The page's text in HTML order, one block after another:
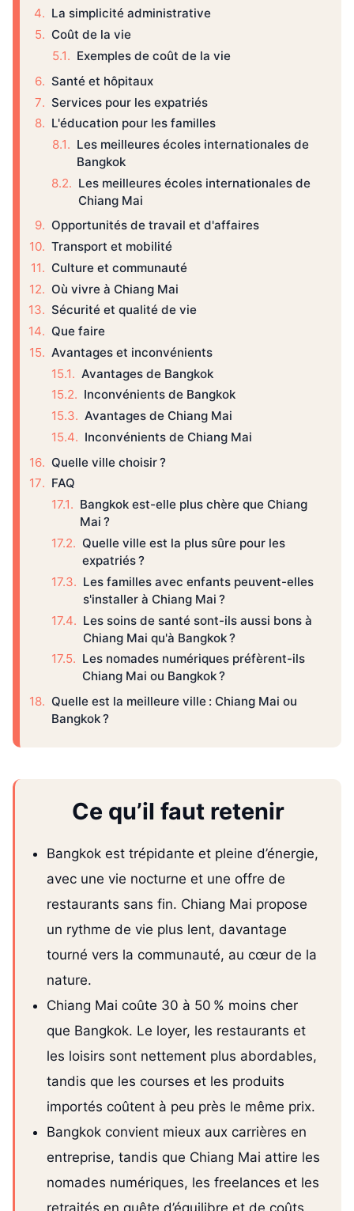
La simplicité administrative
Coût de la vie
Exemples de coût de la vie
Santé et hôpitaux
Services pour les expatriés
L'éducation pour les familles
Les meilleures écoles internationales de
Bangkok
Les meilleures écoles internationales de
Chiang Mai
Opportunités de travail et d'affaires
Transport et mobilité
Culture et communauté
Où vivre à Chiang Mai
Sécurité et qualité de vie
Que faire
Avantages et inconvénients
Avantages de Bangkok
Inconvénients de Bangkok
Avantages de Chiang Mai
Inconvénients de Chiang Mai
Quelle ville choisir ?
FAQ
Bangkok est-elle plus chère que Chiang
Mai ?
Quelle ville est la plus sûre pour les
expatriés ?
Les familles avec enfants peuvent-elles
s'installer à Chiang Mai ?
Les soins de santé sont-ils aussi bons à
Chiang Mai qu'à Bangkok ?
Les nomades numériques préfèrent-ils
Chiang Mai ou Bangkok ?
Quelle est la meilleure ville : Chiang Mai ou
Bangkok ?
Ce qu’il faut retenir
Bangkok est trépidante et pleine d’énergie,
avec une vie nocturne et une offre de
restaurants sans fin. Chiang Mai propose
un rythme de vie plus lent, davantage
tourné vers la communauté, au cœur de la
nature.
Chiang Mai coûte 30 à 50 % moins cher
que Bangkok. Le loyer, les restaurants et
les loisirs sont nettement plus abordables,
tandis que les courses et les produits
importés coûtent à peu près le même prix.
Bangkok convient mieux aux carrières en
entreprise, tandis que Chiang Mai attire les
nomades numériques, les freelances et les